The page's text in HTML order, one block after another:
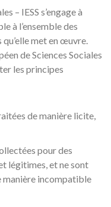
– IESS s’engage à
à l’ensemble des
met en œuvre.
de Sciences Sociales
les principes
de manière licite,
pour des
légitimes, et ne sont
manière incompatible